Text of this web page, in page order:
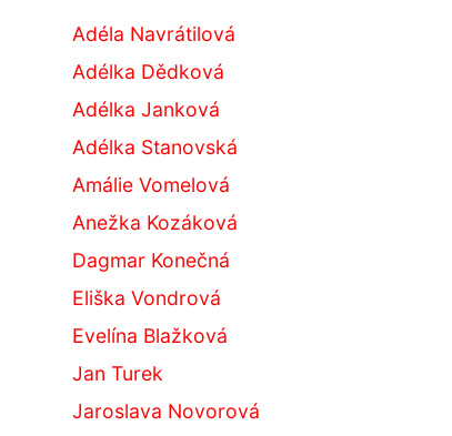
Adéla Navrátilová
Adélka Dědková
Adélka Janková
Adélka Stanovská
Amálie Vomelová
Anežka Kozáková
Dagmar Konečná
Eliška Vondrová
Evelína Blažková
Jan Turek
Jaroslava Novorová